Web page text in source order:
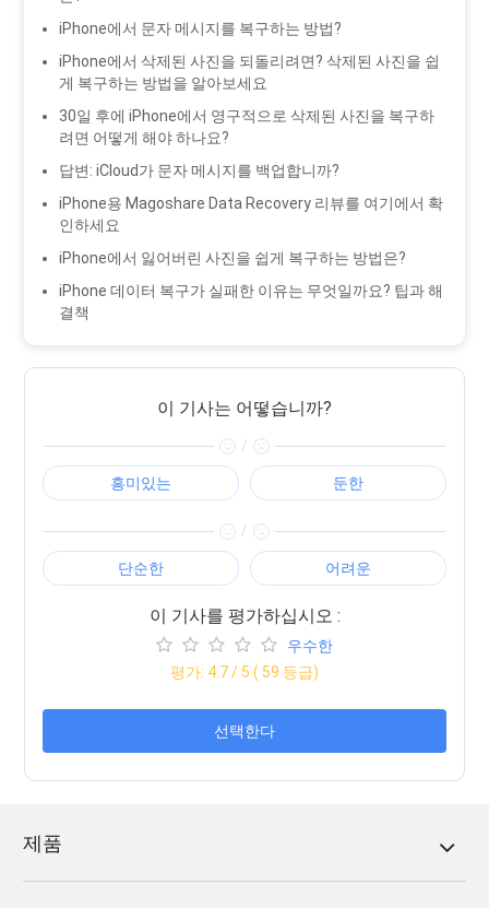
iPhone에서 문자 메시지를 복구하는 방법?
iPhone에서 삭제된 사진을 되돌리려면? 삭제된 사진을 쉽
게 복구하는 방법을 알아보세요
30일 후에 iPhone에서 영구적으로 삭제된 사진을 복구하
려면 어떻게 해야 하나요?
답변: iCloud가 문자 메시지를 백업합니까?
iPhone용 Magoshare Data Recovery 리뷰를 여기에서 확
인하세요
iPhone에서 잃어버린 사진을 쉽게 복구하는 방법은?
iPhone 데이터 복구가 실패한 이유는 무엇일까요? 팁과 해
결책
이 기사는 어떻습니까?
/
흥미있는 둔한
/
단순한 어려운
이 기사를 평가하십시오 :
우수한
평가: 4.7/ 5 ( 59 등급)
선택한다
제품